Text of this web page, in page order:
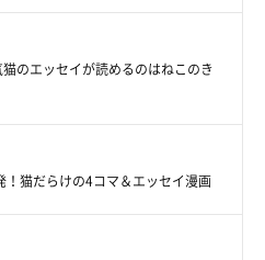
のエッセイが読めるのはねこのき
！猫だらけの4コマ＆エッセイ漫画